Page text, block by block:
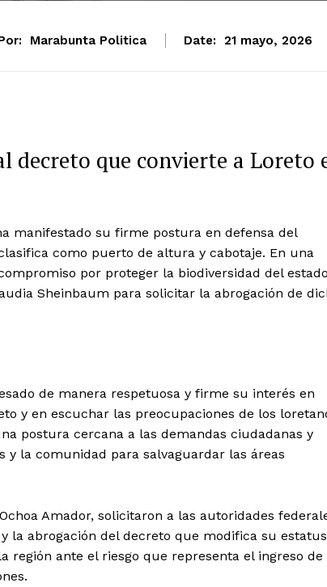
Marabunta Politica Date: 21 mayo, 2026
decreto que convierte a Loreto
manifestado su firme postura en defensa del
como puerto de altura y cabotaje. En una
por proteger la biodiversidad del
Sheinbaum para solicitar la abrogación de
de manera respetuosa y firme su interés en
y en escuchar las preocupaciones de los
postura cercana a las demandas ciudadanas y
la comunidad para salvaguardar las áreas
Amador, solicitaron a las autoridades
la abrogación del decreto que modifica su
ante el riesgo que representa el ingreso de